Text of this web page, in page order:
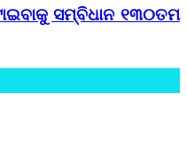
ସମ୍ବିଧାନ ୧୩୦ତମ